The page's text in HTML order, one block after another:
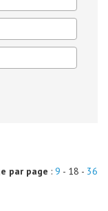
par page : 9 - 18 - 36